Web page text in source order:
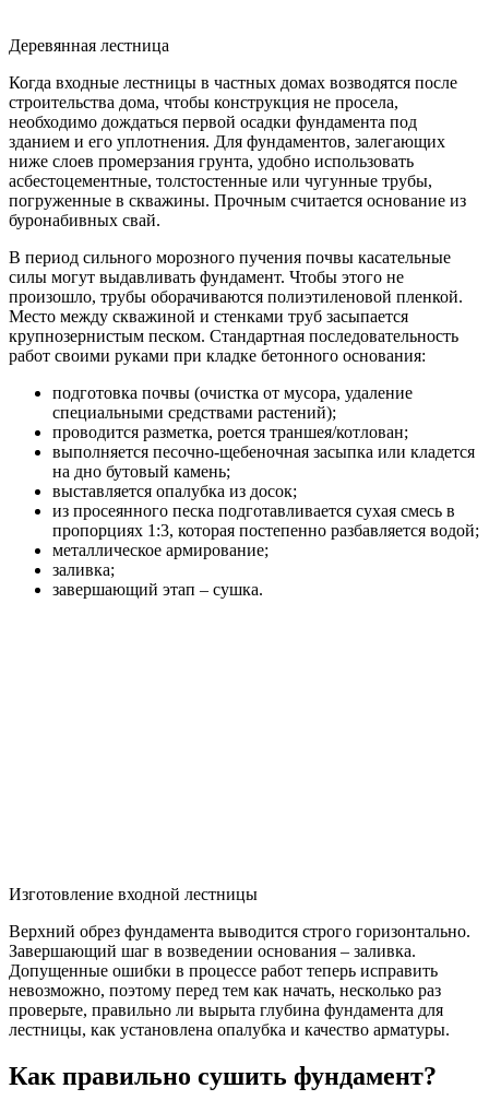
Деревянная лестница
Когда входные лестницы в частных домах возводятся после
строительства дома, чтобы конструкция не просела,
необходимо дождаться первой осадки фундамента под
зданием и его уплотнения. Для фундаментов, залегающих
ниже слоев промерзания грунта, удобно использовать
асбестоцементные, толстостенные или чугунные трубы,
погруженные в скважины. Прочным считается основание из
буронабивных свай.
В период сильного морозного пучения почвы касательные
силы могут выдавливать фундамент. Чтобы этого не
произошло, трубы оборачиваются полиэтиленовой пленкой.
Место между скважиной и стенками труб засыпается
крупнозернистым песком. Стандартная последовательность
работ своими руками при кладке бетонного основания:
подготовка почвы (очистка от мусора, удаление
специальными средствами растений);
проводится разметка, роется траншея/котлован;
выполняется песочно-щебеночная засыпка или кладется
на дно бутовый камень;
выставляется опалубка из досок;
из просеянного песка подготавливается сухая смесь в
пропорциях 1:3, которая постепенно разбавляется водой;
металлическое армирование;
заливка;
завершающий этап – сушка.
Изготовление входной лестницы
Верхний обрез фундамента выводится строго горизонтально.
Завершающий шаг в возведении основания – заливка.
Допущенные ошибки в процессе работ теперь исправить
невозможно, поэтому перед тем как начать, несколько раз
проверьте, правильно ли вырыта глубина фундамента для
лестницы, как установлена опалубка и качество арматуры.
Как правильно сушить фундамент?